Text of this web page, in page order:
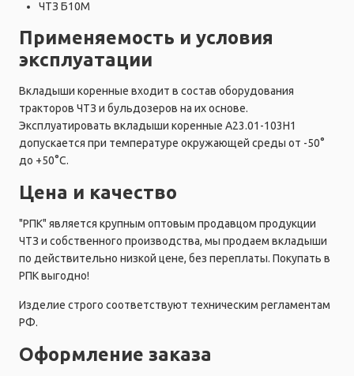
ЧТЗ Б10М
Применяемость и условия
эксплуатации
Вкладыши коренные входит в состав оборудования
тракторов ЧТЗ и бульдозеров на их основе.
Эксплуатировать вкладыши коренные А23.01-103Н1
допускается при температуре окружающей среды от -50°
до +50°C.
Цена и качество
"РПК" является крупным оптовым продавцом продукции
ЧТЗ и собственного производства, мы продаем вкладыши
по действительно низкой цене, без переплаты. Покупать в
РПК выгодно!
Изделие строго соответствуют техническим регламентам
РФ.
Оформление заказа